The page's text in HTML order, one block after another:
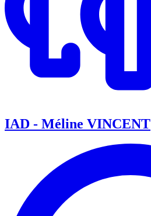
IAD - Méline VINCENT